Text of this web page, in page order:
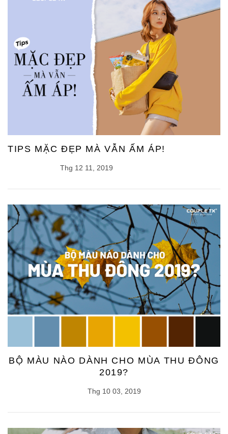
TIPS MẶC ĐẸP MÀ VẪN ẤM ÁP!
Thg 12 11, 2019
BỘ MÀU NÀO DÀNH CHO MÙA THU ĐÔNG
2019?
Thg 10 03, 2019